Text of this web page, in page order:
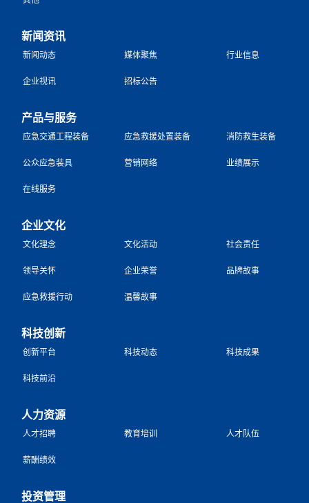
新闻资讯
新闻动态 媒体聚焦 行业信息
企业视讯 招标公告
产品与服务
应急交通工程装备 应急救援处置装备 消防救生装备
公众应急装具 营销网络 业绩展示
在线服务
企业文化
文化理念 文化活动 社会责任
领导关怀 企业荣誉 品牌故事
应急救援行动 温馨故事
科技创新
创新平台 科技动态 科技成果
科技前沿
人力资源
人才招聘 教育培训 人才队伍
薪酬绩效
投资管理